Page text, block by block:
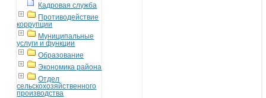
Кадровая служба
Противодействие
коррупции
Муниципальные
услуги и функции
Образование
Экономика района
Отдел
сельскохозяйственного
производства